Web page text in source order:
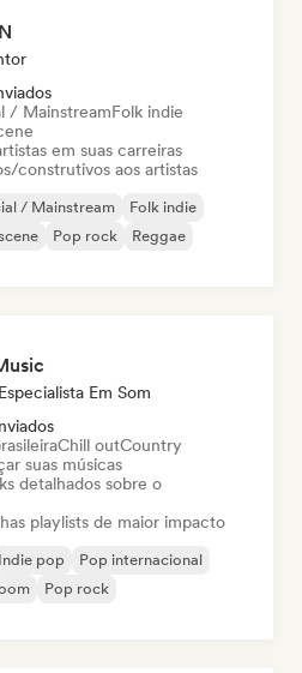
/ MainstreamFolk indie
em suas carreiras
construtivos aos artistas
/ Mainstream
Folk indie
Pop rock
Reggae
Em Som
Chill outCountry
suas músicas
detalhados sobre o
playlists de maior impacto
Indie pop
Pop internacional
Pop rock